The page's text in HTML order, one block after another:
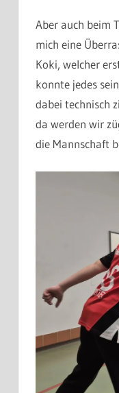
Aber auch beim
mich eine
Koki, welcher
konnte jedes
dabei technisch
da werden wir
die Mannschaft